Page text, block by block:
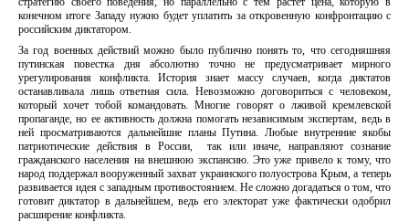
конечном итоге Западу нужно будет уплатить за откровенную конфронтацию с
российским диктатором.
За год военных действий можно было публично понять то, что сегодняшняя
путинская повестка дня абсолютно точно не предусматривает мирного
урегулирования конфликта. История знает массу случаев, когда диктатов
останавливала лишь ответная сила. Невозможно договориться с человеком,
который хочет тобой командовать. Многие говорят о лживой кремлевской
пропаганде, но ее активность должна помогать независимым экспертам, ведь в
ней просматриваются дальнейшие планы Путина. Любые внутренние якобы
патриотические действия в России, так или иначе, направляют сознание
гражданского населения на внешнюю экспансию. Это уже привело к тому, что
народ поддержал вооруженный захват украинского полуострова Крым, а теперь
развивается идея с западным противостоянием. Не сложно догадаться о том, что
готовит диктатор в дальнейшем, ведь его электорат уже фактически одобрил
расширение конфликта.